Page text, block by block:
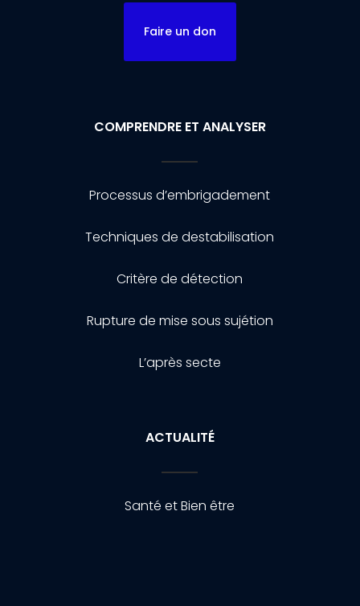
Faire un don
COMPRENDRE ET ANALYSER
Processus d’embrigadement
Techniques de destabilisation
Critère de détection
Rupture de mise sous sujétion
L’après secte
ACTUALITÉ
Santé et Bien être